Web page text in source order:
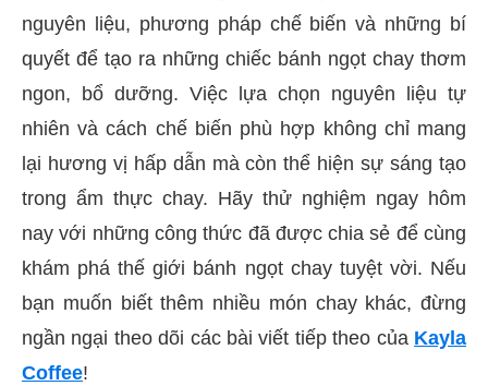
nguyên liệu, phương pháp chế biến và những bí
quyết để tạo ra những chiếc bánh ngọt chay thơm
ngon, bổ dưỡng. Việc lựa chọn nguyên liệu tự
nhiên và cách chế biến phù hợp không chỉ mang
lại hương vị hấp dẫn mà còn thể hiện sự sáng tạo
trong ẩm thực chay. Hãy thử nghiệm ngay hôm
nay với những công thức đã được chia sẻ để cùng
khám phá thế giới bánh ngọt chay tuyệt vời. Nếu
bạn muốn biết thêm nhiều món chay khác, đừng
ngần ngại theo dõi các bài viết tiếp theo của Kayla
Coffee!